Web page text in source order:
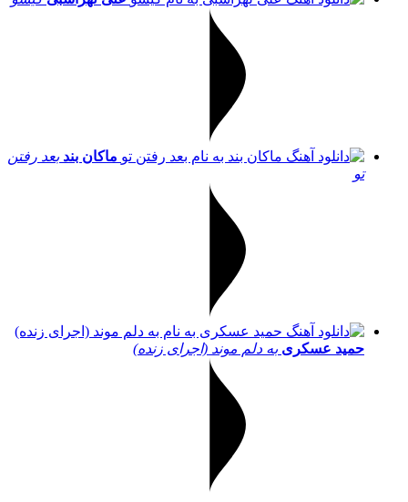
ماکان بند بعد رفتن
تو
حمید عسکری به دلم موند (اجرای زنده)